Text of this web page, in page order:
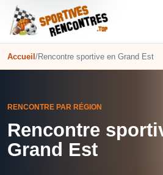
Accueil/Rencontre sportive en Grand Est
RENCONTRE PAR RÉGION
Rencontre
Grand Est